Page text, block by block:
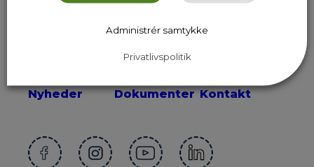
Nyheder Dokumenter Kontakt
Administrér samtykke
Privatlivspolitik